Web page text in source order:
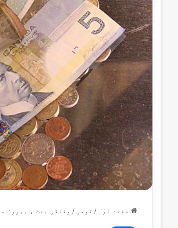
صفحۂ اوّل / قومی / وفاقی بجٹ ، بیرون